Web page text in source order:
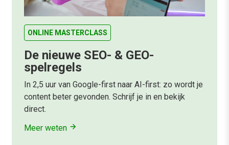
ONLINE MASTERCLASS
De nieuwe SEO- & GEO-
spelregels
In 2,5 uur van Google-first naar AI-first: zo wordt je
content beter gevonden. Schrijf je in en bekijk
direct.
Meer weten